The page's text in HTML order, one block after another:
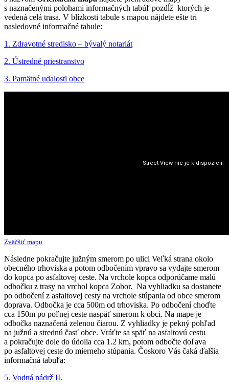
s naznačenými polohami informačných tabúľ pozdĺž ktorých je
vedená celá trasa. V blízkosti tabule s mapou nájdete ešte tri
nasledovné informačné tabule:
1. Zdravotné stredisko – bývalý notariát
2. Ústredné priestranstvo
3. Pamätné udalosti obce
Zväčšiť mapu
Následne pokračujte južným smerom po ulici Veľká strana okolo
obecného trhoviska a potom odbočením vpravo sa vydajte smerom
do kopca po asfaltovej ceste. Na vrchole kopca odporúčame malú
odbočku z trasy na vrchol kopca Zobor. Na vyhliadku sa dostanete
po odbočení z asfaltovej cesty na vrchole stúpania od obce smerom
doprava. Odbočka je cca 500m od trhoviska. Po odbočení choďte
cca 150m po poľnej ceste naspäť smerom k obci. Na mape je
odbočka naznačená zelenou čiarou. Z vyhliadky je pekný pohľad
na južnú a strednú časť obce. Vráťte sa späť na asfaltovú cestu
a pokračujte dole do údolia cca 1.2 km, potom odbočte doľava
po asfaltovej ceste do mierneho stúpania. Čoskoro Vás čaká ďalšia
informačná tabuľa:
5. Vodná nádrž II.